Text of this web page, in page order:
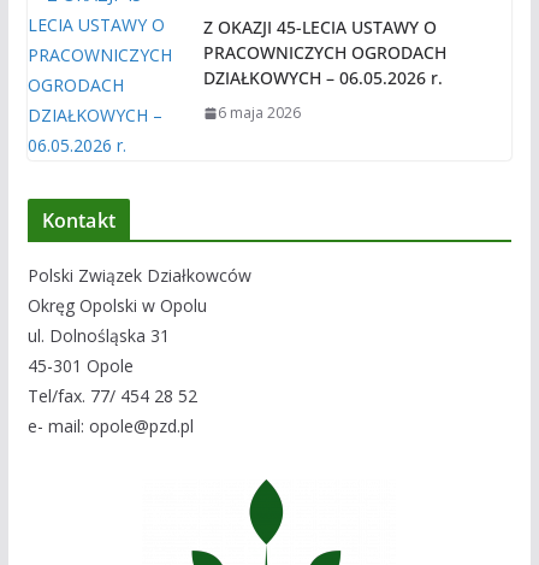
Z OKAZJI 45-LECIA USTAWY O
PRACOWNICZYCH OGRODACH
DZIAŁKOWYCH – 06.05.2026 r.
6 maja 2026
Kontakt
Polski Związek Działkowców
Okręg Opolski w Opolu
ul. Dolnośląska 31
45-301 Opole
Tel/fax. 77/ 454 28 52
e- mail: opole@pzd.pl